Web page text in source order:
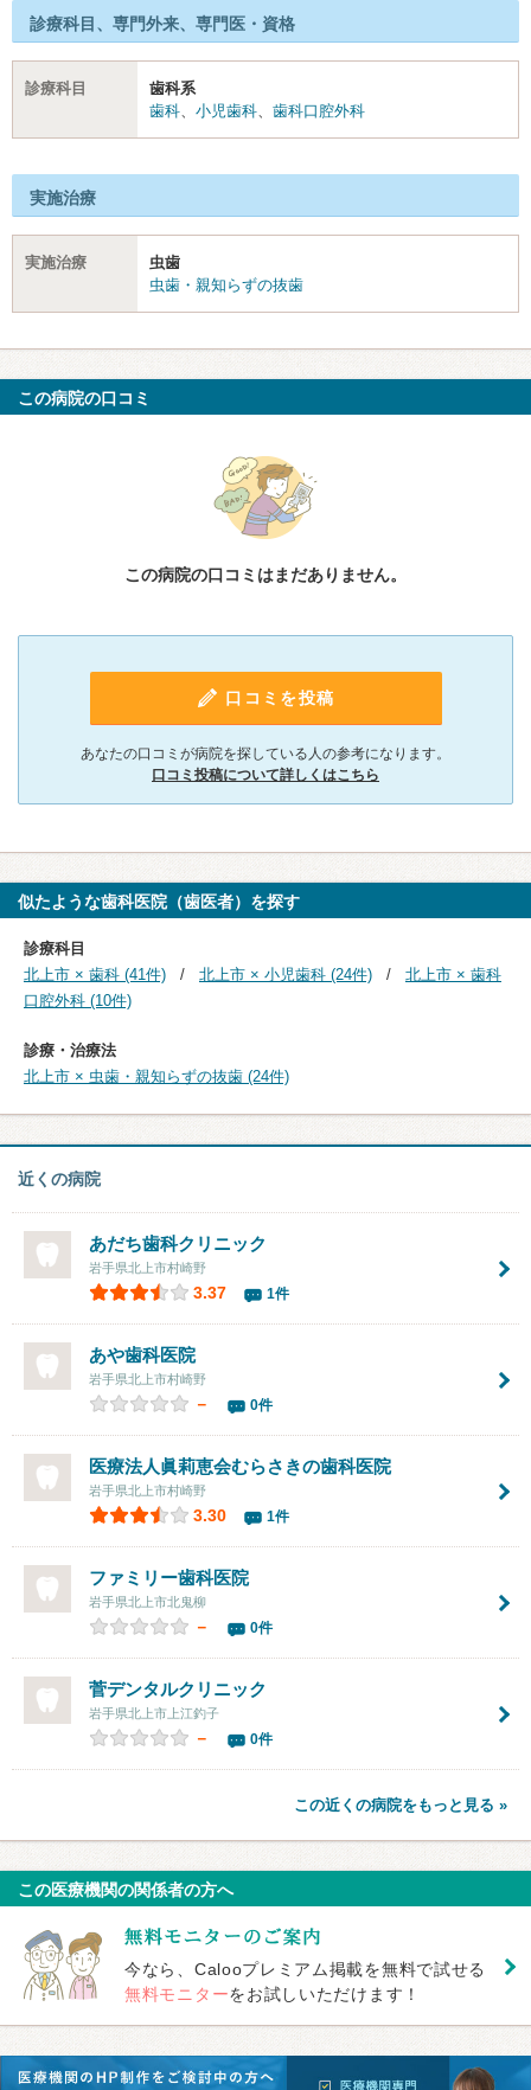
診療科目、専門外来、専門医・資格
診療科目
歯科系
歯科
小児歯科 歯科口腔外科
実施治療
実施治療
虫歯
虫歯・親知らずの抜歯
この病院の口コミ
この病院の口コミはまだありません。
口コミを投稿
あなたの口コミが病院を探している人の参考になります。
口コミ投稿について詳しくはこちら
似たような歯科医院（歯医者）を探す
診療科目
北上市 × 歯科 (41件)
北上市 × 小児歯科 (24件)
北上市 × 歯科
口腔外科 (10件)
診療・治療法
北上市 × 虫歯・親知らずの抜歯 (24件)
近くの病院
あだち歯科クリニック
岩手県北上市村崎野
3.37 1件
あや歯科医院
岩手県北上市村崎野
－ 0件
医療法人眞莉恵会むらさきの歯科医院
岩手県北上市村崎野
3.30 1件
ファミリー歯科医院
岩手県北上市北鬼柳
－ 0件
菅デンタルクリニック
岩手県北上市上江釣子
－ 0件
この近くの病院をもっと見る »
この医療機関の関係者の方へ
今なら、Calooプレミアム掲載を無料で試せる
無料モニターをお試しいただけます！